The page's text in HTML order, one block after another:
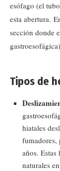
esófago (el
esta abertura.
sección donde
Tipos de
hiatales
fumadores,
años.
naturales